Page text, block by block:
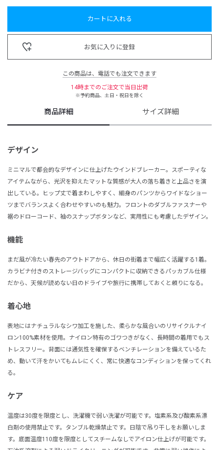
カートに入れる
お気に入りに登録
この商品は、電話でも注文できます
14時までのご注文で当日出荷
※予約商品、土日・祝日を除く
商品詳細 サイズ詳細
デザイン
ミニマルで都会的なデザインに仕上げたウインドブレーカー。スポーティな
アイテムながら、光沢を抑えたマットな質感が大人の落ち着きと上品さを演
出している。ヒップ丈で着まわしやすく、細身のパンツからワイドなショー
ツまでバランスよく合わせやすいのも魅力。フロントのダブルファスナーや
裾のドローコード、袖のスナップボタンなど、実用性にも考慮したデザイン。
機能
まだ風が冷たい春先のアウトドアから、休日の街着まで幅広く活躍する1着。
カラビナ付きのストレージバッグにコンパクトに収納できるパッカブル仕様
だから、天候が読めない日のドライブや旅行に携帯しておくと頼りになる。
着心地
表地にはナチュラルなシワ加工を施した、柔らかな風合いのリサイクルナイ
ロン100%素材を使用。ナイロン特有のゴワつきがなく、長時間の着用でもス
トレスフリー。背面には通気性を確保するベンチレーションを備えているた
め、動いて汗をかいてもムレにくく、常に快適なコンディションを保ってくれ
る。
ケア
温度は30度を限度とし、洗濯機で弱い洗濯が可能です。塩素系及び酸素系漂
白剤の使用禁止です。タンブル乾燥禁止です。日陰で吊り干しをお願いしま
す。底面温度110度を限度としてスチームなしでアイロン仕上げが可能です。